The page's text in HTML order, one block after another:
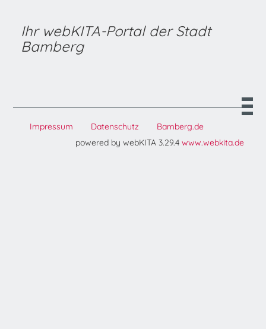
Ihr webKITA-Portal der Stadt
Bamberg
Impressum Datenschutz
Bamberg.de
powered by webKITA 3.29.4 www.webkita.de